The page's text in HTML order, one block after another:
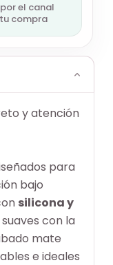
el canal
compra
y atención
para
bajo
silicona y
suaves con la
mate
e ideales